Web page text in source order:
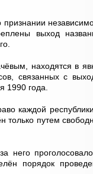
выход
находятся в
связанных с
года.
каждой
только путем
него
порядок